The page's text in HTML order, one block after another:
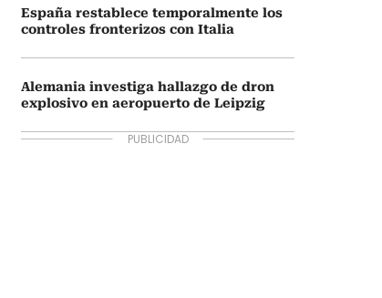
España restablece temporalmente los
controles fronterizos con Italia
Alemania investiga hallazgo de dron
explosivo en aeropuerto de Leipzig